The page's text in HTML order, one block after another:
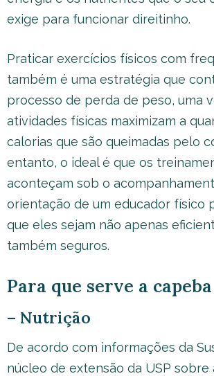
exige para funcionar direitinho.
Praticar exercícios físicos com
também é uma estratégia que
processo de perda de peso, uma
atividades físicas maximizam a
calorias que são queimadas pelo
entanto, o ideal é que os
aconteçam sob o
orientação de um educador físico
que eles sejam não apenas
também seguros.
Para que serve a capeba
– Nutrição
De acordo com informações da
núcleo de extensão da USP sobre